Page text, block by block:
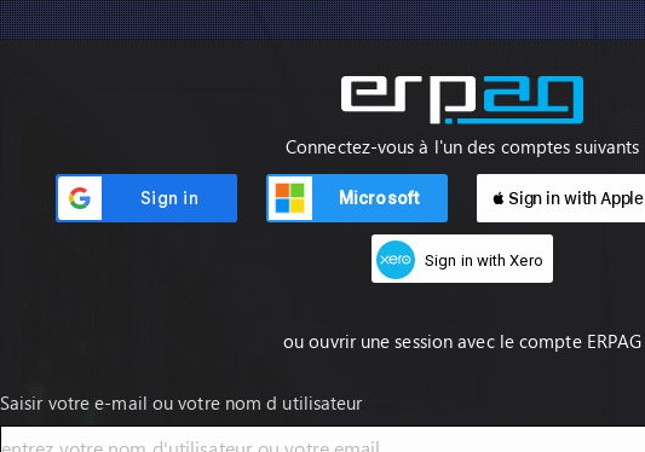
Connectez-vous à l'un des comptes suivants
Microsoft  Sign in with Apple
Sign in with Xero
ou ouvrir une session avec le compte ERPAG
Saisir votre e-mail ou votre nom d utilisateur